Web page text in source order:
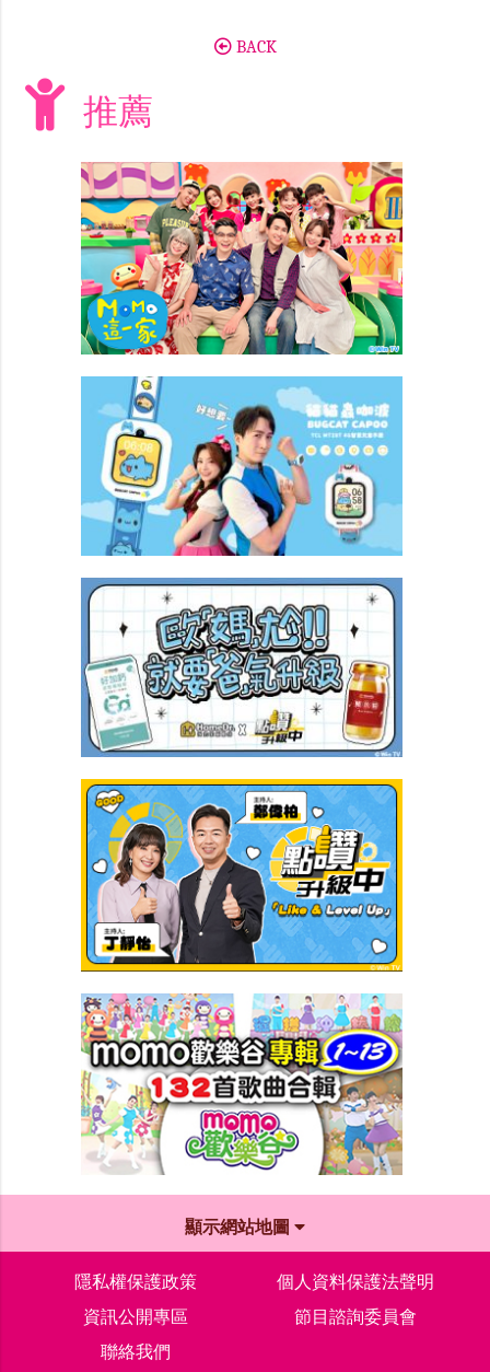
BACK
推薦
顯示網站地圖
隱私權保護政策
個人資料保護法聲明
資訊公開專區
節目諮詢委員會
聯絡我們